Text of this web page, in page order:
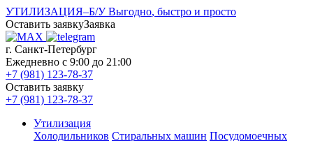
УТИЛИЗАЦИЯ–Б/У Выгодно, быстро и просто
Оставить заявкуЗаявка
г. Санкт-Петербург
Ежедневно с 9:00 до 21:00
+7 (981) 123-78-37
Оставить заявку
+7 (981) 123-78-37
Утилизация
Холодильников Стиральных машин Посудомоечных